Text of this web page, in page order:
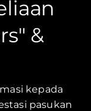
&
kepada
pasukan